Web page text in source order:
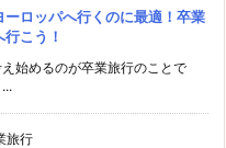
ロッパへ行くのに最適！卒業
こう！
始めるのが卒業旅行のことで
旅行